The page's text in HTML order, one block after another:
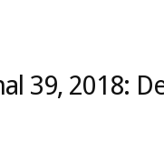
39, 2018: